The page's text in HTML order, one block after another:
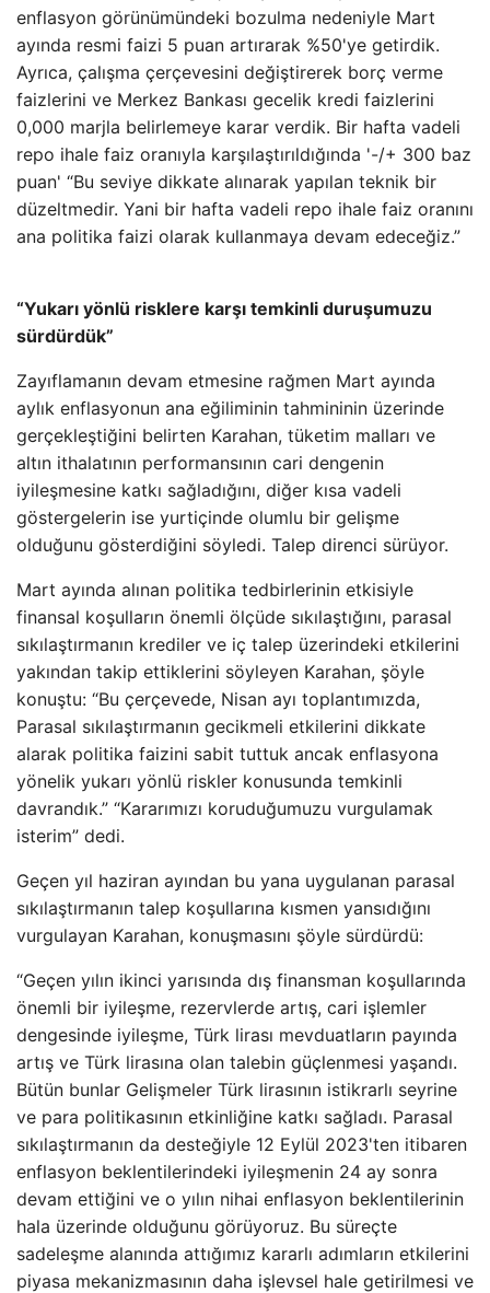
enflasyon görünümündeki bozulma nedeniyle Mart
ayında resmi faizi 5 puan artırarak %50'ye getirdik.
Ayrıca, çalışma çerçevesini değiştirerek borç verme
faizlerini ve Merkez Bankası gecelik kredi faizlerini
0,000 marjla belirlemeye karar verdik. Bir hafta vadeli
repo ihale faiz oranıyla karşılaştırıldığında '-/+ 300 baz
puan' “Bu seviye dikkate alınarak yapılan teknik bir
düzeltmedir. Yani bir hafta vadeli repo ihale faiz oranını
ana politika faizi olarak kullanmaya devam edeceğiz.”
“Yukarı yönlü risklere karşı temkinli duruşumuzu
sürdürdük”
Zayıflamanın devam etmesine rağmen Mart ayında
aylık enflasyonun ana eğiliminin tahmininin üzerinde
gerçekleştiğini belirten Karahan, tüketim malları ve
altın ithalatının performansının cari dengenin
iyileşmesine katkı sağladığını, diğer kısa vadeli
göstergelerin ise yurtiçinde olumlu bir gelişme
olduğunu gösterdiğini söyledi. Talep direnci sürüyor.
Mart ayında alınan politika tedbirlerinin etkisiyle
finansal koşulların önemli ölçüde sıkılaştığını, parasal
sıkılaştırmanın krediler ve iç talep üzerindeki etkilerini
yakından takip ettiklerini söyleyen Karahan, şöyle
konuştu: “Bu çerçevede, Nisan ayı toplantımızda,
Parasal sıkılaştırmanın gecikmeli etkilerini dikkate
alarak politika faizini sabit tuttuk ancak enflasyona
yönelik yukarı yönlü riskler konusunda temkinli
davrandık.” “Kararımızı koruduğumuzu vurgulamak
isterim” dedi.
Geçen yıl haziran ayından bu yana uygulanan parasal
sıkılaştırmanın talep koşullarına kısmen yansıdığını
vurgulayan Karahan, konuşmasını şöyle sürdürdü:
“Geçen yılın ikinci yarısında dış finansman koşullarında
önemli bir iyileşme, rezervlerde artış, cari işlemler
dengesinde iyileşme, Türk lirası mevduatların payında
artış ve Türk lirasına olan talebin güçlenmesi yaşandı.
Bütün bunlar Gelişmeler Türk lirasının istikrarlı seyrine
ve para politikasının etkinliğine katkı sağladı. Parasal
sıkılaştırmanın da desteğiyle 12 Eylül 2023'ten itibaren
enflasyon beklentilerindeki iyileşmenin 24 ay sonra
devam ettiğini ve o yılın nihai enflasyon beklentilerinin
hala üzerinde olduğunu görüyoruz. Bu süreçte
sadeleşme alanında attığımız kararlı adımların etkilerini
piyasa mekanizmasının daha işlevsel hale getirilmesi ve